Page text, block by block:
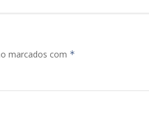
marcados com *